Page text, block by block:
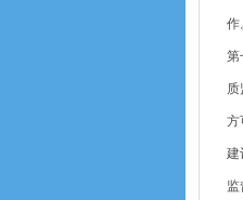
作
第
方
建
监